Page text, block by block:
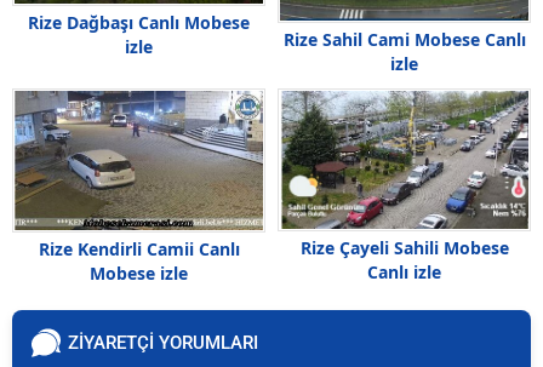
Rize Dağbaşı Canlı Mobese
izle
Rize Sahil Cami Mobese Canlı
izle
Rize Kendirli Camii Canlı
Mobese izle
Rize Çayeli Sahili Mobese
Canlı izle
ZİYARETÇİ YORUMLARI